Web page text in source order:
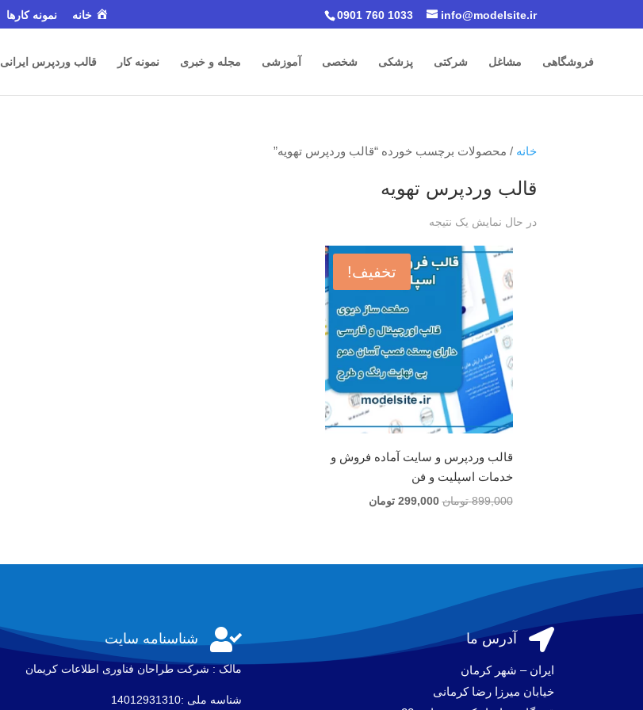
0901 760 1033 info@modelsite.ir خانه نمونه کارها
فروشگاهی مشاغل شرکتی پزشکی شخصی آموزشی مجله و خبری نمونه کار قالب وردپرس ایرانی
خانه / محصولات برچسب خورده “قالب وردپرس تهویه”
قالب وردپرس تهویه
در حال نمایش یک نتیجه
تخفیف!
قالب وردپرس و سایت آماده فروش و
خدمات اسپلیت و فن
899,000 تومان قیمت
299,000 تومان
 شناسنامه سایت
مالک : شرکت طراحان فناوری اطلاعات كريمان
شناسه ملی :14012931310
 آدرس ما
ایران – شهر کرمان
خیابان میرزا رضا کرمانی